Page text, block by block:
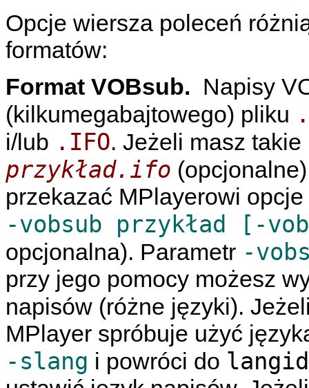
Opcje wiersza poleceń
formatów:
Format VOBsub. Napisy
(kilkumegabajtowego) pliku
i/lub .IFO. Jeżeli masz
przykład.ifo
przekazać MPlayerowi opcje
-vobsub przykład [-
opcjonalna). Parametr -
przy jego pomocy możesz
napisów (różne języki).
MPlayer spróbuje użyć
-slang i powróci do